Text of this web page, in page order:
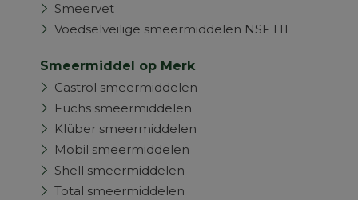
Smeervet
Voedselveilige smeermiddelen NSF H1
Smeermiddel op Merk
Castrol smeermiddelen
Fuchs smeermiddelen
Klüber smeermiddelen
Mobil smeermiddelen
Shell smeermiddelen
Total smeermiddelen